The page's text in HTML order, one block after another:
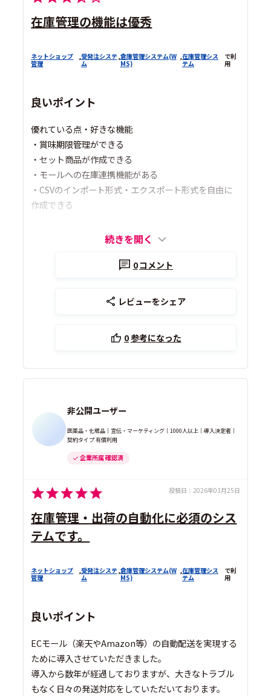
在庫管理の機能は優秀
ネットショップ
管理
,受発注システ
ム
,倉庫管理システム(W
MS)
,在庫管理シス
テム
で利
用
良いポイント
優れている点・好きな機能
・賞味期限管理ができる
・セット商品が作成できる
・モールへの在庫連携機能がある
・CSVのインポート形式・エクスポート形式を自由に
作成できる
続きを開く
0コメント
レビューをシェア
0参考になった
非公開ユーザー
医薬品・化粧品｜宣伝・マーケティング｜1000人以上｜導入決定者｜
契約タイプ 有償利用
企業所属 確認済
投稿日： 2026年03月25日
在庫管理・出荷の自動化に必須のシス
テムです。
ネットショップ
管理
,受発注システ
ム
,倉庫管理システム(W
MS)
,在庫管理シス
テム
で利
用
良いポイント
ECモール（楽天やAmazon等）の自動配送を実現する
ために導入させていただきました。
導入から数年が経過しておりますが、大きなトラブル
もなく日々の発送対応をしていただいております。